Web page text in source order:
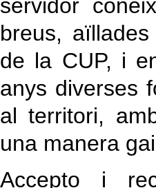
servidor
breus,
de la CUP, i
anys diverses
al territori,
una manera
Accepto i